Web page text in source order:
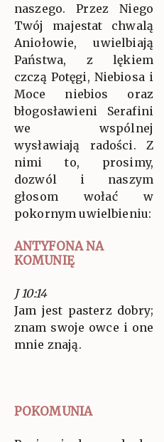
naszego. Przez Niego
Twój majestat chwalą
Aniołowie, uwielbiają
Państwa, z lękiem
czczą Potęgi, Niebiosa i
Moce niebios oraz
błogosławieni Serafini
we wspólnej
wysławiają radości. Z
nimi to, prosimy,
dozwól i naszym
głosom wołać w
pokornym uwielbieniu:
ANTYFONA NA
KOMUNIĘ
J 10:14
Jam jest pasterz dobry;
znam swoje owce i one
mnie znają.
POKOMUNIA